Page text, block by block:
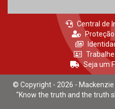
Central de
Seja um
© Copyright - 2026 -
"Know the truth and the truth